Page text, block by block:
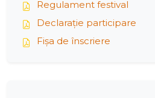
Regulament festival
Declarație participare
Fișa de înscriere